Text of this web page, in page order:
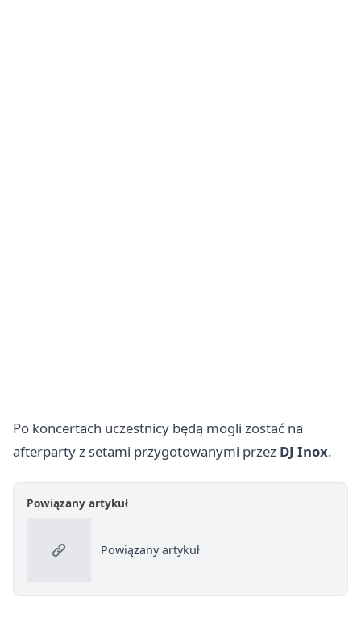
Po koncertach uczestnicy będą mogli zostać na
afterparty z setami przygotowanymi przez DJ Inox.
Powiązany artykuł
Powiązany artykuł